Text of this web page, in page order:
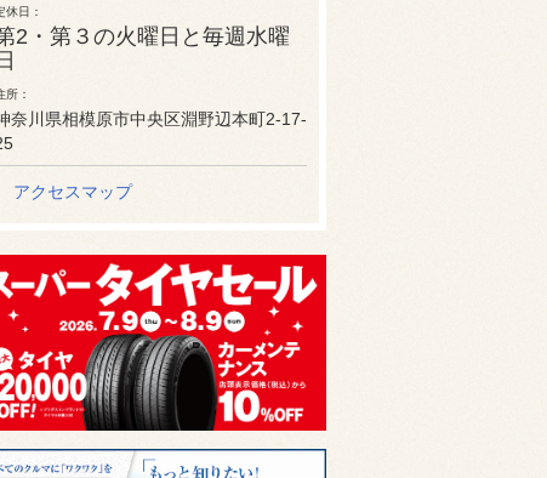
休日
2・第３の火曜日と毎週水曜
日
所
奈川県相模原市中央区淵野辺本町2-17-
アクセスマップ